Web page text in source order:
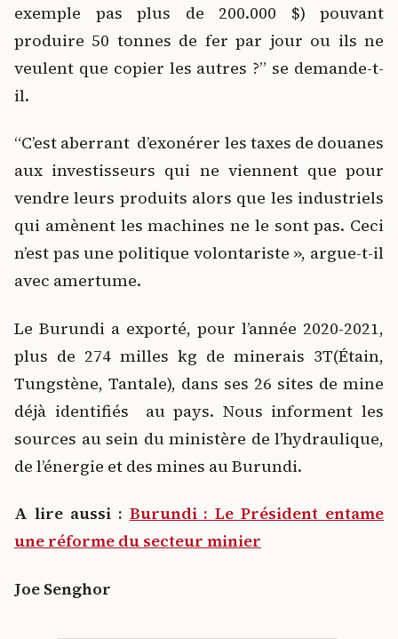
exemple pas plus de 200.000 $) pouvant
produire 50 tonnes de fer par jour ou ils ne
veulent que copier les autres ?” se demande-t-
il.
“C’est aberrant d’exonérer les taxes de douanes
aux investisseurs qui ne viennent que pour
vendre leurs produits alors que les industriels
qui amènent les machines ne le sont pas. Ceci
n’est pas une politique volontariste », argue-t-il
avec amertume.
Le Burundi a exporté, pour l’année 2020-2021,
plus de 274 milles kg de minerais 3T(Étain,
Tungstène, Tantale), dans ses 26 sites de mine
déjà identifiés au pays. Nous informent les
sources au sein du ministère de l’hydraulique,
de l’énergie et des mines au Burundi.
A lire aussi : Burundi : Le Président entame
une réforme du secteur minier
Joe Senghor